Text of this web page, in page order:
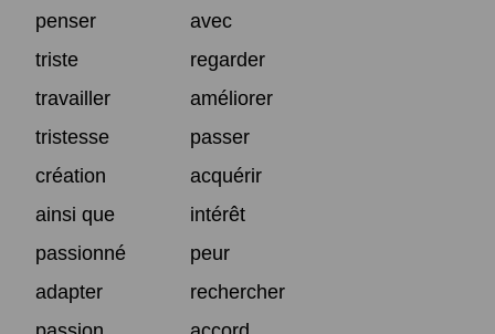
penser
avec
triste
regarder
travailler
améliorer
tristesse
passer
création
acquérir
ainsi que
intérêt
passionné
peur
adapter
rechercher